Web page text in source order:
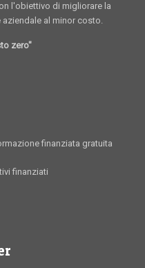
l'obiettivo di migliorare la
al minor costo.
zero"
finanziata gratuita
finanziati